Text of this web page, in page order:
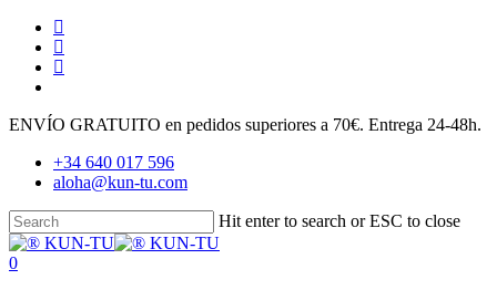
Skip
main
content
facebook
youtube
instagram
ENVÍO GRATUITO en pedidos superiores a 70€. Entrega 24-48h.
+34 640 017 596
aloha@kun-tu.com
Hit enter to search or ESC to close
Close
Search
search
account
0